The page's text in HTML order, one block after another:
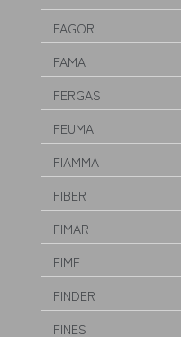
FAGOR
FAMA
FERGAS
FEUMA
FIAMMA
FIBER
FIMAR
FIME
FINDER
FINES